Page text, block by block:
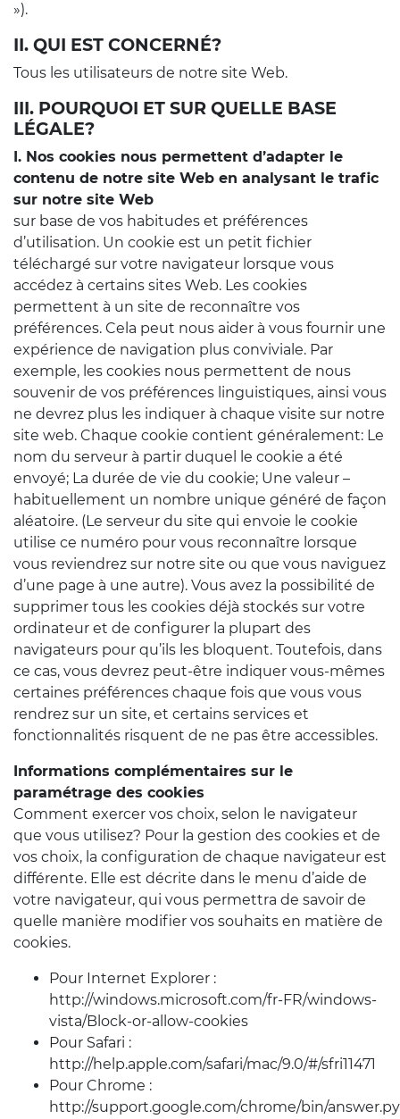
»).
II. QUI EST CONCERNÉ?
Tous les utilisateurs de notre site Web.
III. POURQUOI ET SUR QUELLE BASE
LÉGALE?
I. Nos cookies nous permettent d’adapter le
contenu de notre site Web en analysant le trafic
sur notre site Web
sur base de vos habitudes et préférences
d’utilisation. Un cookie est un petit fichier
téléchargé sur votre navigateur lorsque vous
accédez à certains sites Web. Les cookies
permettent à un site de reconnaître vos
préférences. Cela peut nous aider à vous fournir une
expérience de navigation plus conviviale. Par
exemple, les cookies nous permettent de nous
souvenir de vos préférences linguistiques, ainsi vous
ne devrez plus les indiquer à chaque visite sur notre
site web. Chaque cookie contient généralement: Le
nom du serveur à partir duquel le cookie a été
envoyé; La durée de vie du cookie; Une valeur –
habituellement un nombre unique généré de façon
aléatoire. (Le serveur du site qui envoie le cookie
utilise ce numéro pour vous reconnaître lorsque
vous reviendrez sur notre site ou que vous naviguez
d’une page à une autre). Vous avez la possibilité de
supprimer tous les cookies déjà stockés sur votre
ordinateur et de configurer la plupart des
navigateurs pour qu’ils les bloquent. Toutefois, dans
ce cas, vous devrez peut-être indiquer vous-mêmes
certaines préférences chaque fois que vous vous
rendrez sur un site, et certains services et
fonctionnalités risquent de ne pas être accessibles.
Informations complémentaires sur le
paramétrage des cookies
Comment exercer vos choix, selon le navigateur
que vous utilisez? Pour la gestion des cookies et de
vos choix, la configuration de chaque navigateur est
différente. Elle est décrite dans le menu d’aide de
votre navigateur, qui vous permettra de savoir de
quelle manière modifier vos souhaits en matière de
cookies.
Pour Internet Explorer :
http://windows.microsoft.com/fr-FR/windows-
vista/Block-or-allow-cookies
Pour Safari :
http://help.apple.com/safari/mac/9.0/#/sfri11471
Pour Chrome :
http://support.google.com/chrome/bin/